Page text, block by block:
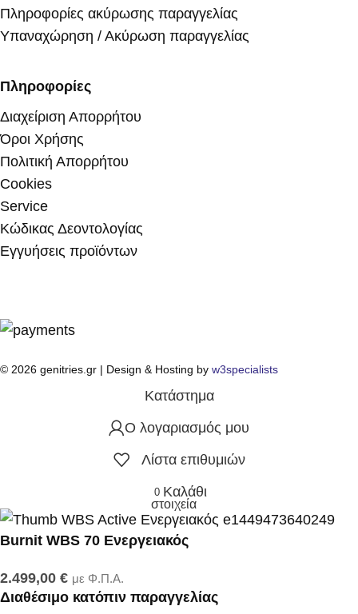
Πληροφορίες ακύρωσης παραγγελίας
Υπαναχώρηση / Ακύρωση παραγγελίας
Πληροφορίες
Διαχείριση Απορρήτου
Όροι Χρήσης
Πολιτική Απορρήτου
Cookies
Service
Κώδικας Δεοντολογίας
Εγγυήσεις προϊόντων
© 2026 genitries.gr | Design & Hosting by w3specialists
Κατάστημα
Ο λογαριασμός μου
Λίστα επιθυμιών
0
στοιχεία
Καλάθι
Burnit WBS 70 Ενεργειακός
2.499,00 € με Φ.Π.Α.
Διαθέσιμο κατόπιν παραγγελίας